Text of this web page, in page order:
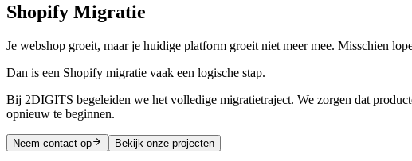
Shopify Migratie
Je webshop groeit, maar je huidige platform groeit niet meer mee. Misschien
Dan is een Shopify migratie vaak een logische stap.
Bij 2DIGITS begeleiden we het volledige migratietraject. We zorgen dat
opnieuw te beginnen.
Neem contact op Bekijk onze projecten